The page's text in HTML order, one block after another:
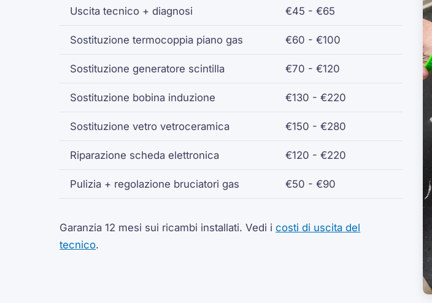
Uscita tecnico + diagnosi €45 - €65
Sostituzione termocoppiapiano gas €60 - €100
Sostituzione generatore scintilla €70 - €120
Sostituzione bobina induzione €130 - €220
Sostituzione vetro vetroceramica €150 - €280
Riparazione scheda elettronica €120 - €220
Pulizia + regolazione bruciatori gas €50 - €90
Garanzia 12 mesi sui ricambi installati. Vedi icosti di uscita del
tecnico.